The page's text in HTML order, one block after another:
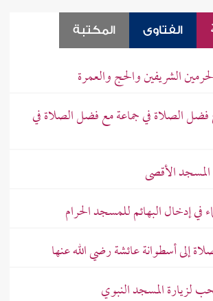
الفتاوى المكتبة
الشريفين والحج والعمرة
فضل الصلاة في جماعة مع فضل الصلاة في
الأقصى
في إدخال البهائم للمسجد الحرام
إلى أسطوانة عائشة رضي الله عنها
لزيارة المسجد النبوي